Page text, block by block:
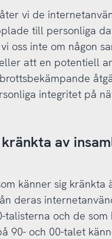
vi de
till personliga
oss inte om någon
att en potentiell
integritet på
av
känner sig
deras
och de som
90- och 00-talet